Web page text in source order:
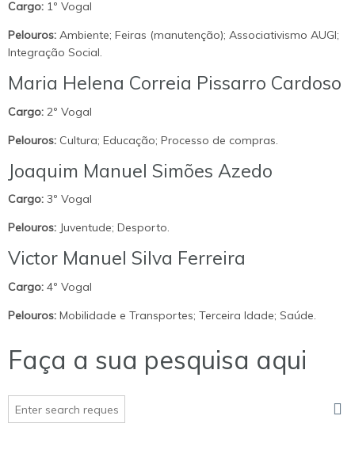
Cargo: 1º Vogal
Pelouros: Ambiente; Feiras (manutenção); Associativismo AUGI;
Integração Social.
Maria Helena Correia Pissarro Cardoso
Cargo: 2º Vogal
Pelouros: Cultura; Educação; Processo de compras.
Joaquim Manuel Simões Azedo
Cargo: 3º Vogal
Pelouros: Juventude; Desporto.
Victor Manuel Silva Ferreira
Cargo: 4º Vogal
Pelouros: Mobilidade e Transportes; Terceira Idade; Saúde.
Faça a sua pesquisa aqui